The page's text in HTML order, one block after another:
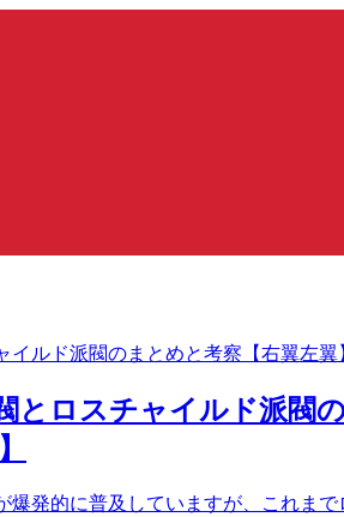
とロスチャイルド派閥